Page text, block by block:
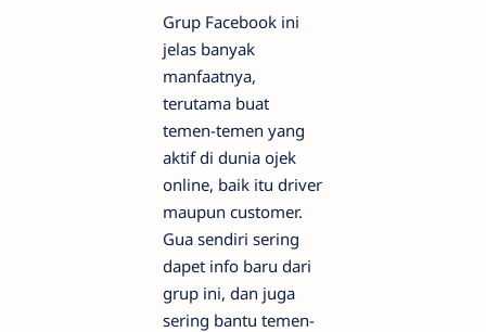
Grup Facebook ini
jelas banyak
manfaatnya,
terutama buat
temen-temen yang
aktif di dunia ojek
online, baik itu driver
maupun customer.
Gua sendiri sering
dapet info baru dari
grup ini, dan juga
sering bantu temen-